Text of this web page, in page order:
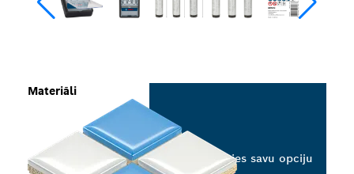
Materiāli
Izvēlieties savu opciju